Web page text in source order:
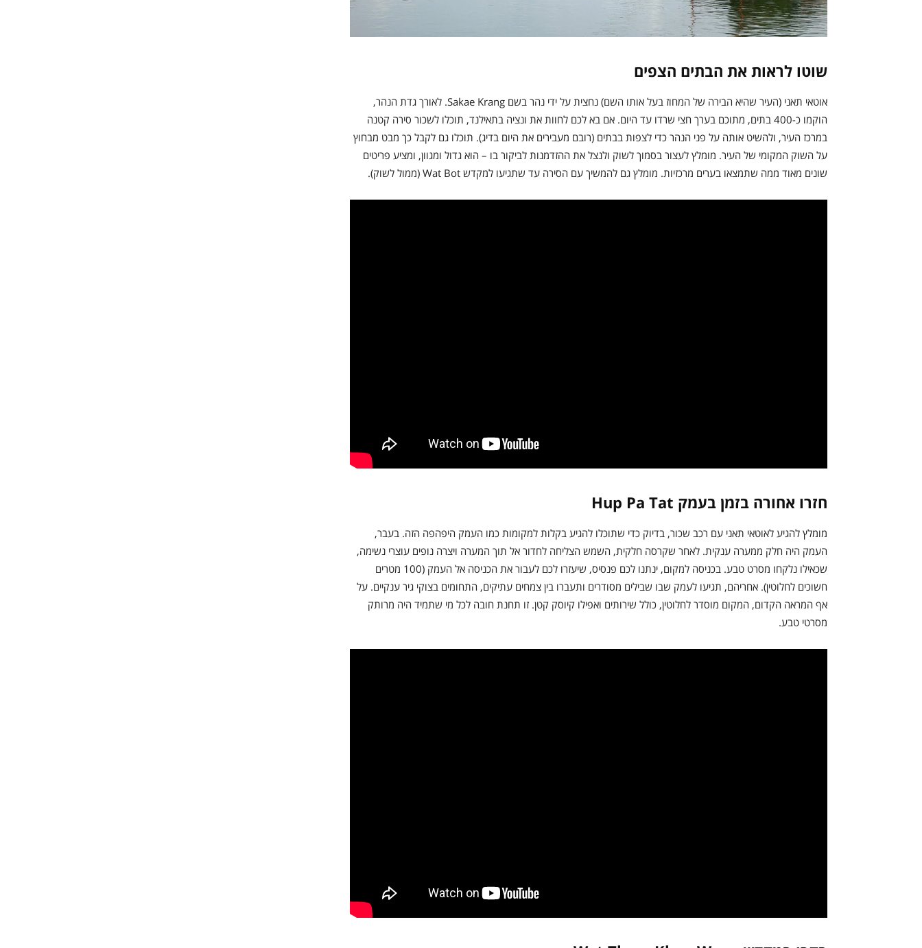
שוטו לראות את הבתים הצפים
אוטאי תאני (העיר שהיא הבירה של המחוז בעל אותו השם) נחצית על ידי נהר בשם Sakae Krang. לאורך גדת הנהר,
הוקמו כ-400 בתים, מתוכם בערך חצי שרדו עד היום. אם בא לכם לחוות את ונציה בתאילנד, תוכלו לשכור סירה קטנה
במרכז העיר, ולהשיט אותה על פני הנהר כדי לצפות בבתים (רובם מעבירים את היום בדיג). תוכלו גם לקבל כך מבט מבחוץ
על השוק המקומי של העיר. מומלץ לעצור בסמוך לשוק ולנצל את ההזדמנות לביקור בו – הוא גדול ומגוון, ומציע פריטים
שונים מאוד ממה שתמצאו בערים מרכזיות. מומלץ גם להמשיך עם הסירה עד שתגיעו למקדש Wat Bot (ממול לשוק).
חזרו אחורה בזמן בעמק Hup Pa Tat
מומלץ להגיע לאוטאי תאני עם רכב שכור, בדיוק כדי שתוכלו להגיע בקלות למקומות כמו העמק היפהפה הזה. בעבר,
העמק היה חלק ממערה ענקית. לאחר שקרסה חלקית, השמש הצליחה לחדור אל תוך המערה ויצרה נופים עוצרי נשימה,
שכאילו נלקחו מסרט טבע. בכניסה למקום, ינתנו לכם פנסיס, שיעזרו לכם לעבור את הכניסה אל העמק (100 מטרים
חשוכים לחלוטין). אחריהם, תגיעו לעמק שבו שבילים מסודרים ותעברו בין צמחים עתיקים, התחומים בצוקי גיר ענקיים. על
אף המראה הקדום, המקום מוסדר לחלוטין, כולל שירותים ואפילו קיוסק קטן. זו תחנת חובה לכל מי שתמיד היה מרותק
מסרטי טבע.